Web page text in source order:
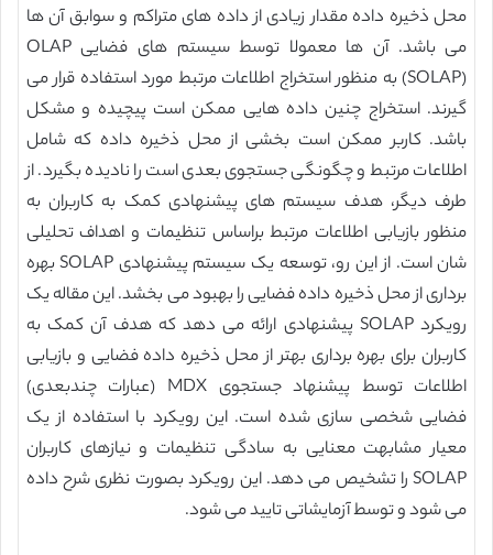
محل ذخیره داده مقدار زیادی از داده های متراکم و سوابق آن ها
می باشد. آن ها معمولا توسط سیستم های فضایی OLAP
(SOLAP) به منظور استخراج اطلاعات مرتبط مورد استفاده قرار می
گیرند. استخراج چنین داده هایی ممکن است پیچیده و مشکل
باشد. کاربر ممکن است بخشی از محل ذخیره داده که شامل
اطلاعات مرتبط و چگونگی جستجوی بعدی است را نادیده بگیرد. از
طرف دیگر، هدف سیستم های پیشنهادی کمک به کاربران به
منظور بازیابی اطلاعات مرتبط براساس تنظیمات و اهداف تحلیلی
شان است. از این رو، توسعه یک سیستم پیشنهادی SOLAP بهره
برداری از محل ذخیره داده فضایی را بهبود می بخشد. این مقاله یک
رویکرد SOLAP پیشنهادی ارائه می دهد که هدف آن کمک به
کاربران برای بهره برداری بهتر از محل ذخیره داده فضایی و بازیابی
اطلاعات توسط پیشنهاد جستجوی MDX (عبارات چندبعدی)
فضایی شخصی سازی شده است. این رویکرد با استفاده از یک
معیار مشابهت معنایی به سادگی تنظیمات و نیازهای کاربران
SOLAP را تشخیص می دهد. این رویکرد بصورت نظری شرح داده
می شود و توسط آزمایشاتی تایید می شود.